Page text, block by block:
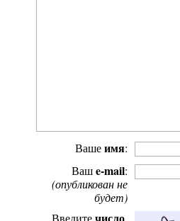
–
горы) и,
Тут
Вашеимя:
Вашe-mail:
(опубликован не
будет)
Введите
,